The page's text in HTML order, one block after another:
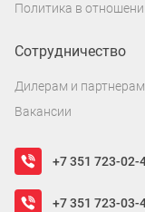
Политика в
Сотрудничество
Дилерам и партнерам
Вакансии
+7 351 723-02-
+7 351 723-03-